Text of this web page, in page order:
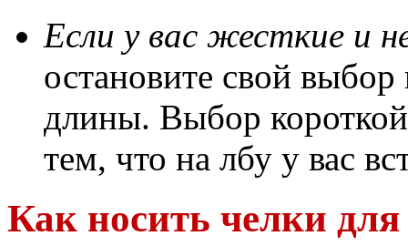
Если у вас жесткие и
остановите свой выбор
длины. Выбор короткой
тем, что на лбу у вас
Как носить челки